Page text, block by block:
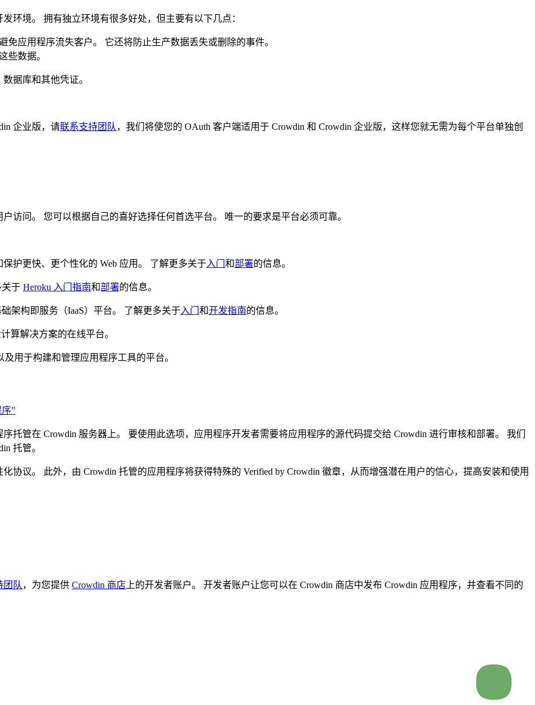
环境。 拥有独立环境有很多好处，但主要有以下几点：
应用程序流失客户。 它还将防止生产数据丢失或删除的事件。
些数据。
据库和其他凭证。
企业版，请联系支持团队 ，我们将使您的 OAuth 客户端适用于 Crowdin 和 Crowdin 企业版，这样您就无需为每个平台单独创
访问。 您可以根据自己的喜好选择任何首选平台。 唯一的要求是平台必须可靠。
护更快、更个性化的 Web 应用。 了解更多关于入门 和部署的信息。
关于 Heroku 入门指南和部署的信息。
架构即服务（IaaS）平台。 了解更多关于入门 和开发指南的信息。
算解决方案的在线平台。
用于构建和管理应用程序工具的平台。
”
托管在 Crowdin 服务器上。 要使用此选项，应用程序开发者需要将应用程序的源代码提交给 Crowdin 进行审核和部署。 我们
托管。
协议。 此外，由 Crowdin 托管的应用程序将获得特殊的 Verified by Crowdin 徽章，从而增强潜在用户的信心，提高安装和使用
团队 ，为您提供 Crowdin 商店 上的开发者账户。 开发者账户让您可以在 Crowdin 商店中发布 Crowdin 应用程序，并查看不同的